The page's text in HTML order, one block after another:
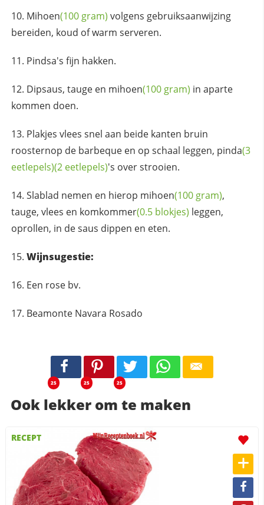
Mihoen(100 gram) volgens gebruiksaanwijzing
bereiden, koud of warm serveren.
Pindsa's fijn hakken.
Dipsaus, tauge en mihoen(100 gram) in aparte
kommen doen.
Plakjes vlees snel aan beide kanten bruin
roosternop de barbeque en op schaal leggen, pinda(3
eetlepels)(2 eetlepels)'s over strooien.
Slablad nemen en hierop mihoen(100 gram),
tauge, vlees en komkommer(0.5 blokjes) leggen,
oprollen, in de saus dippen en eten.
Wijnsugestie:
Een rose bv.
Beamonte Navara Rosado
25 25 25
Ook lekker om te maken
RECEPT